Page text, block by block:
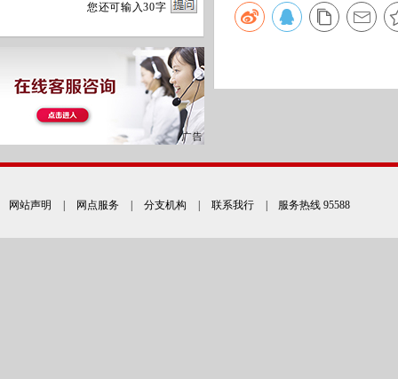
您还可输入30字
网站声明 网点服务 分支机构 联系我行 | 服务热线 95588